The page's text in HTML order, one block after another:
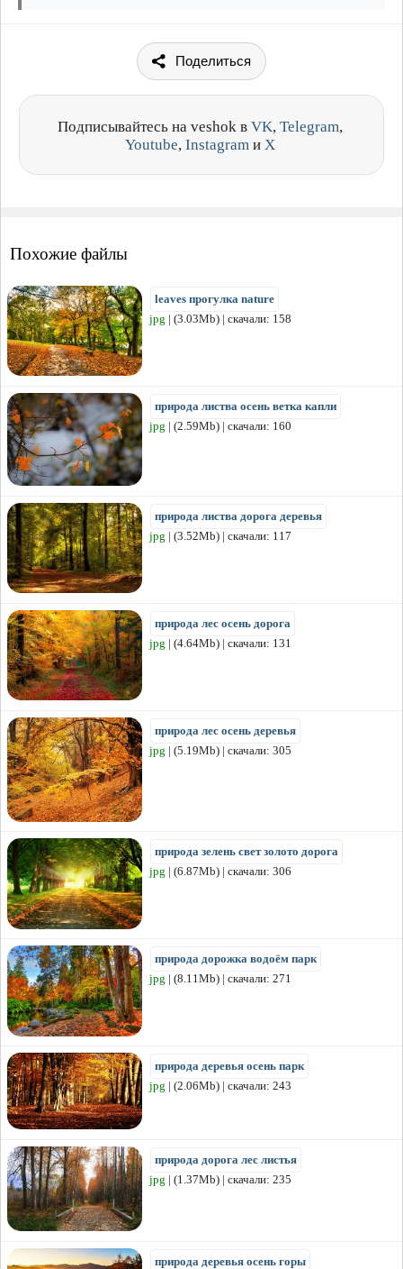
Поделиться
Подписывайтесь на veshok в VK, Telegram,
Youtube, Instagram и X
Похожие файлы
leaves прогулка nature
jpg | (3.03Mb) | скачали: 158
природа листва осень ветка капли
jpg | (2.59Mb) | скачали: 160
природа листва дорога деревья
jpg | (3.52Mb) | скачали: 117
природа лес осень дорога
jpg | (4.64Mb) | скачали: 131
природа лес осень деревья
jpg | (5.19Mb) | скачали: 305
природа зелень свет золото дорога
jpg | (6.87Mb) | скачали: 306
природа дорожка водоём парк
jpg | (8.11Mb) | скачали: 271
природа деревья осень парк
jpg | (2.06Mb) | скачали: 243
природа дорога лес листья
jpg | (1.37Mb) | скачали: 235
природа деревья осень горы